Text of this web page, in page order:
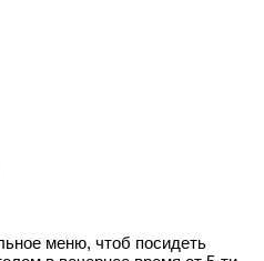
меню, чтоб посидеть